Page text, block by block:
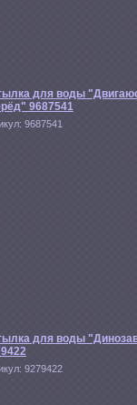
для воды
9687541
9687541
для воды
9279422